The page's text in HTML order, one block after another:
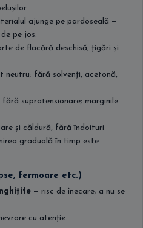
ajunge pe pardoseală —
pe jos.
de flacără deschisă, țigări și
neutru; fără solvenți, acetonă,
supratensionare; marginile
și căldură, fără îndoituri
graduală în timp este
fermoare etc.)
— risc de înecare; a nu se
cu atenție.